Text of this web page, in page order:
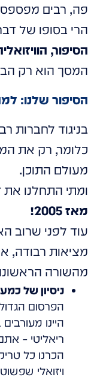
פה, רבים
הרי בסופו של
הסיפור,
המסך הוא רק
הסיפור שלנו:
בניגוד לחברות
מעולם התוכן.
ומתי התחלנו את
מאז 2005!
עוד לפני שרוב
מציאות רבודה,
מהשורה
ניסיון של
הפרסום
היינו
ריאליטי –
הכרנו כל
ויזואלי שפשוט